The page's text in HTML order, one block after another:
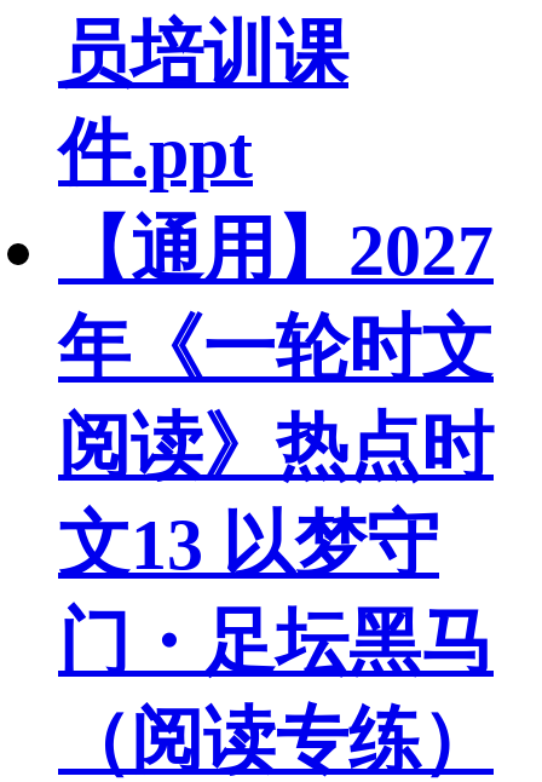
员培训课
件.ppt
【通用】2027
年《一轮时文
阅读》热点时
文13 以梦守
门・足坛黑马
（阅读专练）